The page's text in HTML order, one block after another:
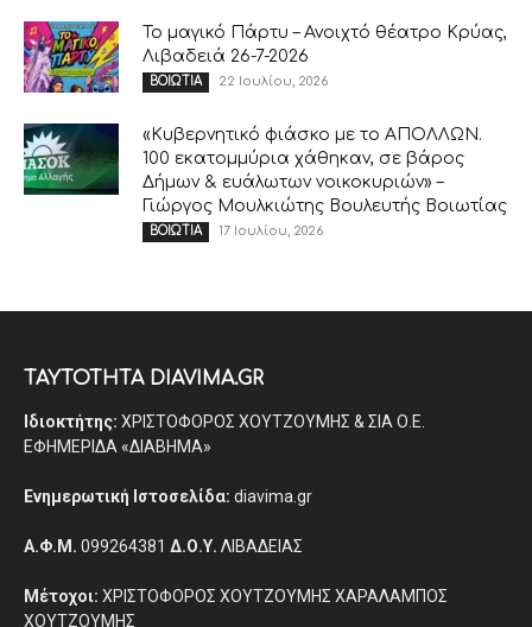
Το μαγικό Πάρτυ – Ανοιχτό θέατρο Κρύας,
Λιβαδειά 26-7-2026
ΒΟΙΩΤΙΑ 22 Ιουλίου, 2026
«Κυβερνητικό φιάσκο με το ΑΠΟΛΛΩΝ.
100 εκατομμύρια χάθηκαν, σε βάρος
Δήμων & ευάλωτων νοικοκυριών» –
Γιώργος Μουλκιώτης Βουλευτής Βοιωτίας
ΒΟΙΩΤΙΑ 17 Ιουλίου, 2026
ΤΑΥΤΟΤΗΤΑ DIAVIMA.GR
Ιδιοκτήτης: ΧΡΙΣΤΟΦΟΡΟΣ ΧΟΥΤΖΟΥΜΗΣ & ΣΙΑ Ο.Ε.
ΕΦΗΜΕΡΙΔΑ «ΔΙΑΒΗΜΑ»
Ενημερωτική Ιστοσελίδα: diavima.gr
Α.Φ.Μ. 099264381 Δ.Ο.Υ. ΛΙΒΑΔΕΙΑΣ
Μέτοχοι: ΧΡΙΣΤΟΦΟΡΟΣ ΧΟΥΤΖΟΥΜΗΣ ΧΑΡΑΛΑΜΠΟΣ
ΧΟΥΤΖΟΥΜΗΣ